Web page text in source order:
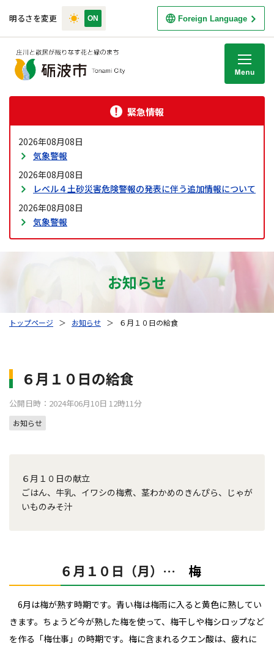
明るさを変更 Foreign Language
緊急情報
2026年08月08日
気象警報
2026年08月08日
レベル４土砂災害危険警報の発表に伴う追加情報について
2026年08月08日
気象警報
お知らせ
トップページ ＞ お知らせ ＞ ６月１０日の給食
６月１０日の給食
公開日時：2024年06月10日 12時11分
お知らせ
６月１０日の献立
ごはん、牛乳、イワシの梅煮、茎わかめのきんぴら、じゃが
いものみそ汁
６月１０日（月）… 梅
6月は梅が熟す時期です。青い梅は梅雨に入ると黄色に熟してい
きます。ちょうど今が熟した梅を使って、梅干しや梅シロップなど
を作る「梅仕事」の時期です。 梅に含まれるクエン酸は、疲れに